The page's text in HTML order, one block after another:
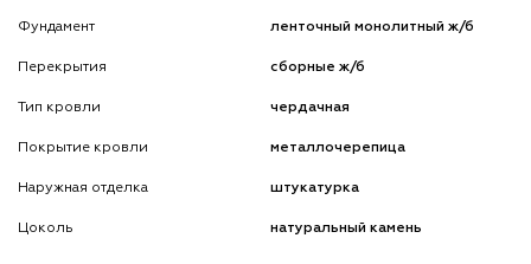
Фундамент ленточный монолитный ж/б
Перекрытия сборные ж/б
Тип кровли чердачная
Покрытие кровли металлочерепица
Наружная отделка штукатурка
Цоколь натуральный камень